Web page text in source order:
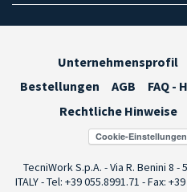
Unternehmensprofil
Bestellungen
AGB FAQ -
Rechtliche Hinweise
Cookie-Einstellungen
TecniWork S.p.A. - Via R. Benini 8
ITALY - Tel: +39 055.8991.71 - Fax: